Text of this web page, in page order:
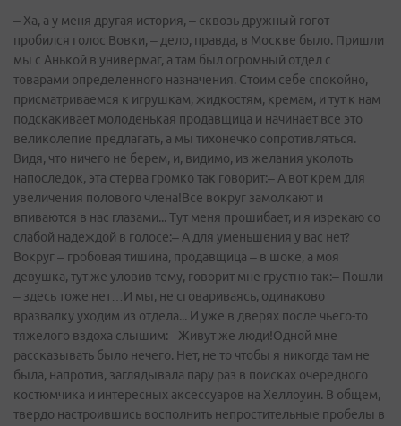
– Ха, а у меня другая история, – сквозь дружный гогот
пробился голос Вовки, – дело, правда, в Москве было. Пришли
мы с Анькой в универмаг, а там был огромный отдел с
товарами определенного назначения. Стоим себе спокойно,
присматриваемся к игрушкам, жидкостям, кремам, и тут к нам
подскакивает молоденькая продавщица и начинает все это
великолепие предлагать, а мы тихонечко сопротивляться.
Видя, что ничего не берем, и, видимо, из желания уколоть
напоследок, эта стерва громко так говорит:– А вот крем для
увеличения полового члена!Все вокруг замолкают и
впиваются в нас глазами... Тут меня прошибает, и я изрекаю со
слабой надеждой в голосе:– А для уменьшения у вас нет?
Вокруг – гробовая тишина, продавщица – в шоке, а моя
девушка, тут же уловив тему, говорит мне грустно так:– Пошли
– здесь тоже нет…И мы, не сговариваясь, одинаково
вразвалку уходим из отдела... И уже в дверях после чьего-то
тяжелого вздоха слышим:– Живут же люди!Одной мне
рассказывать было нечего. Нет, не то чтобы я никогда там не
была, напротив, заглядывала пару раз в поисках очередного
костюмчика и интересных аксессуаров на Хеллоуин. В общем,
твердо настроившись восполнить непростительные пробелы в